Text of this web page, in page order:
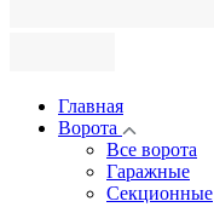
Главная
Ворота
Все ворота
Гаражные
Секционные